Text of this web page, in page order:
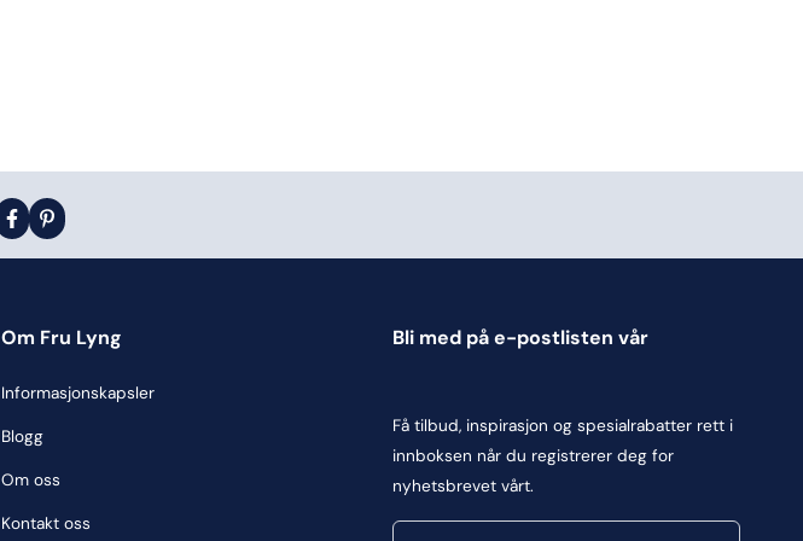
Om Fru Lyng
Informasjonskapsler
Blogg
Om oss
Kontakt oss
Bli med på e-postlisten vår
Få tilbud, inspirasjon og spesialrabatter rett i
innboksen når du registrerer deg for
nyhetsbrevet vårt.
E-post